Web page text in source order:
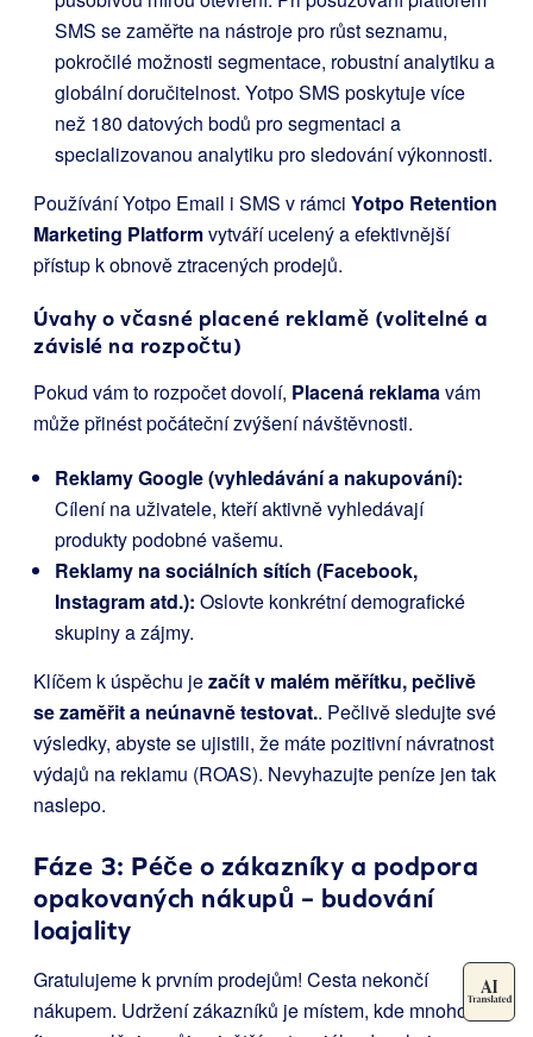
SMS se zaměřte na nástroje pro růst seznamu,
pokročilé možnosti segmentace, robustní analytiku a
globální doručitelnost. Yotpo SMS poskytuje více
než 180 datových bodů pro segmentaci a
specializovanou analytiku pro sledování výkonnosti.
Používání Yotpo Email i SMS v rámci Yotpo Retention
Marketing Platformvytváří ucelený a efektivnější
přístup k obnově ztracených prodejů.
Úvahy o včasné placené reklamě (volitelné a
závislé na rozpočtu)
Pokud vám to rozpočet dovolí, Placená reklamavám
může přinést počáteční zvýšení návštěvnosti.
Reklamy Google (vyhledávání a nakupování):
Cílení na uživatele, kteří aktivně vyhledávají
produkty podobné vašemu.
Reklamy na sociálních sítích (Facebook,
Instagram atd.): Oslovte konkrétní demografické
skupiny a zájmy.
Klíčem k úspěchu jezačít v malém měřítku, pečlivě
se zaměřit a neúnavně testovat.. Pečlivě sledujte své
výsledky, abyste se ujistili, že máte pozitivní návratnost
výdajů na reklamu (ROAS). Nevyhazujte peníze jen tak
naslepo.
Fáze 3: Péče o zákazníky a podpora
opakovaných nákupů – budování
loajality
Gratulujeme k prvním prodejům! Cesta nekončí
nákupem. Udržení zákazníků je místem, kde mnoho